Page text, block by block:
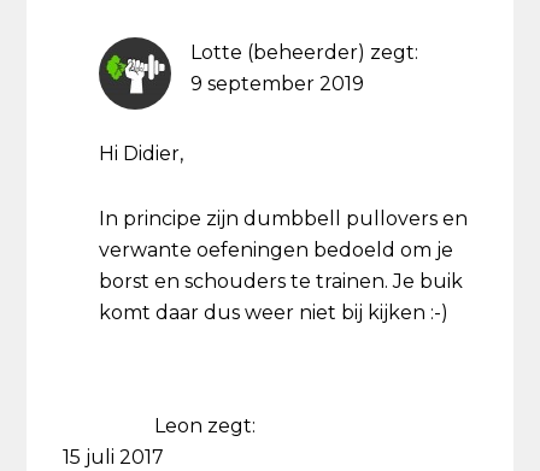
Lotte (beheerder) zegt:
9 september 2019
Hi Didier,
In principe zijn dumbbell pullovers en
verwante oefeningen bedoeld om je
borst en schouders te trainen. Je buik
komt daar dus weer niet bij kijken :-)
Leon zegt:
15 juli 2017